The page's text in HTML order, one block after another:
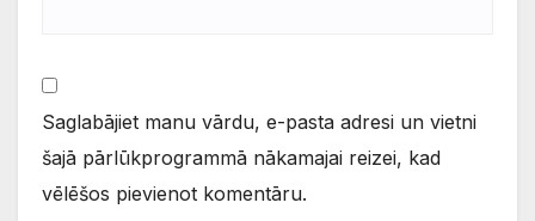
Saglabājiet manu vārdu, e-pasta adresi un vietni
šajā pārlūkprogrammā nākamajai reizei, kad
vēlēšos pievienot komentāru.